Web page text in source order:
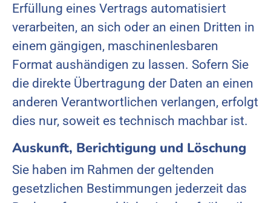
Erfüllung eines Vertrags automatisiert
verarbeiten, an sich oder an einen Dritten in
einem gängigen, maschinenlesbaren
Format aushändigen zu lassen. Sofern Sie
die direkte Übertragung der Daten an einen
anderen Verantwortlichen verlangen, erfolgt
dies nur, soweit es technisch machbar ist.
Auskunft, Berichtigung und Löschung
Sie haben im Rahmen der geltenden
gesetzlichen Bestimmungen jederzeit das